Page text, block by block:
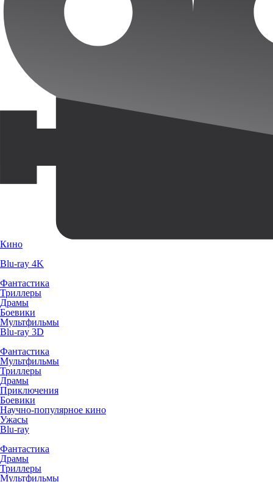
Кино
Blu-ray 4K
Фантастика
Триллеры
Драмы
Боевики
Мультфильмы
Blu-ray 3D
Фантастика
Мультфильмы
Триллеры
Драмы
Приключения
Боевики
Научно-популярное кино
Ужасы
Blu-ray
Фантастика
Драмы
Триллеры
Мультфильмы